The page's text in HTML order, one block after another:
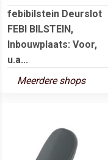
febibilstein Deurslot
FEBI BILSTEIN,
Inbouwplaats: Voor,
u.a...
Meerdere shops